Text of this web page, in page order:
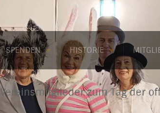
SPENDEN HISTORIE
Vereinsmitglieder zum Tag der